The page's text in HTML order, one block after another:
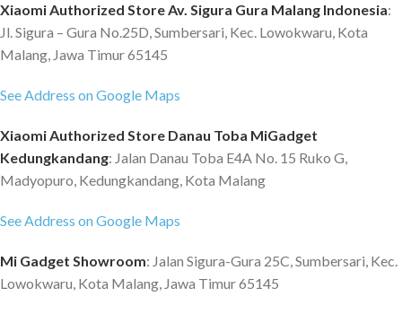
Xiaomi Authorized Store Av. Sigura Gura Malang Indonesia:
Jl. Sigura – Gura No.25D, Sumbersari, Kec. Lowokwaru, Kota
Malang, Jawa Timur 65145
See Address on Google Maps
Xiaomi Authorized Store Danau Toba MiGadget
Kedungkandang: Jalan Danau Toba E4A No. 15 Ruko G,
Madyopuro, Kedungkandang, Kota Malang
See Address on Google Maps
Mi Gadget Showroom: Jalan Sigura-Gura 25C, Sumbersari, Kec.
Lowokwaru, Kota Malang, Jawa Timur 65145